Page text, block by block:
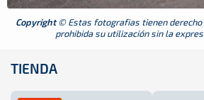
Copyright© Estas fotografias tienen derecho
prohibida su utilización sin la
TIENDA